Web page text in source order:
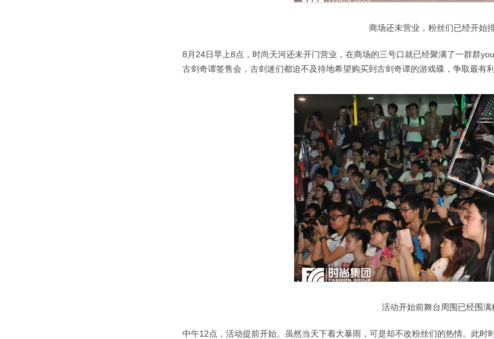
商场还未营业，粉丝们已经开始
8月24日早上8点，时尚天河还未开门营业，在商场的三号口就已经聚满了一群群
古剑奇谭签售会，古剑迷们都迫不及待地希望购买到古剑奇谭的游戏碟，争取最有利
活动开始前舞台周围已经围满
中午12点，活动提前开始。虽然当天下着大暴雨，可是却不改粉丝们的热情。此时